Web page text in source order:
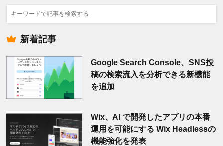
検
索
新着記事
Google Search Console、SNS投
稿の検索流入を分析できる新機能
を追加
Wix、AI で開発したアプリの本番
運用を可能にする Wix Headlessの
機能強化を発表